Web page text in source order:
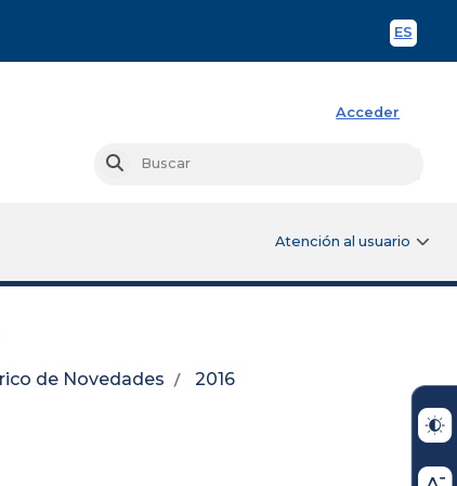
ES
Acceder
Buscar
Atención al usuario
de Novedades
2016